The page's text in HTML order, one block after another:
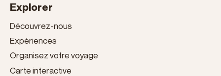
Explorer
Découvrez-nous
Expériences
Organisez votre voyage
Carte interactive